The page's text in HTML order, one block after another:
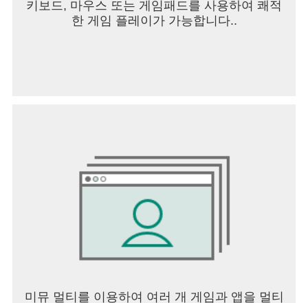
키보드, 마우스 또는 게임패드를 사용하여 쾌적
한 게임 플레이가 가능합니다..
미뮤 멀티를 이용하여 여러 개 게임과 앱을 멀티